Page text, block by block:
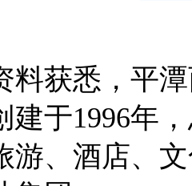
料获悉，平
建于1996年
游、酒店、